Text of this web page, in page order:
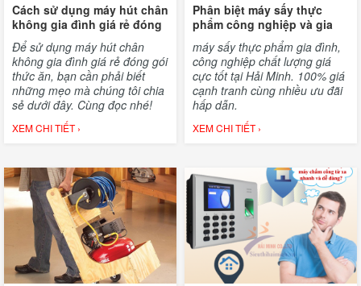
Cách sử dụng máy hút chân
không gia đình giá rẻ đóng
gói thức ăn
Để sử dụng máy hút chân
không gia đình giá rẻ đóng gói
thức ăn, bạn cần phải biết
những mẹo mà chúng tôi chia
sẻ dưới đây. Cùng đọc nhé!
XEM CHI TIẾT ›
Phân biệt máy sấy thực
phẩm công nghiệp và gia
đình đơn giản nhất
máy sấy thực phẩm gia đình,
công nghiệp chất lượng giá
cực tốt tại Hải Minh. 100% giá
cạnh tranh cùng nhiều ưu đãi
hấp dẫn.
XEM CHI TIẾT ›